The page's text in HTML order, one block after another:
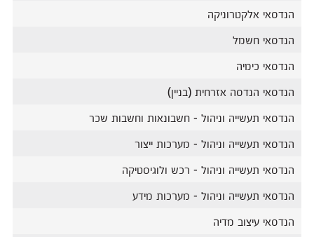
הנדסאי אלקטרוניקה
הנדסאי חשמל
הנדסאי כימיה
הנדסאי הנדסה אזרחית (בניין)
הנדסאי תעשייה וניהול - חשבונאות וחשבות שכר
הנדסאי תעשייה וניהול - מערכות ייצור
הנדסאי תעשייה וניהול - רכש ולוגיסטיקה
הנדסאי תעשייה וניהול - מערכות מידע
הנדסאי עיצוב מדיה